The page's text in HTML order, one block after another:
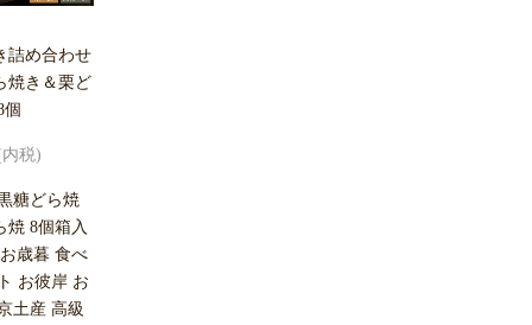
詰め合わせ
焼き＆栗ど
個
内税)
糖どら焼
焼 8個箱入
歳暮 食べ
お彼岸 お
土産 高級